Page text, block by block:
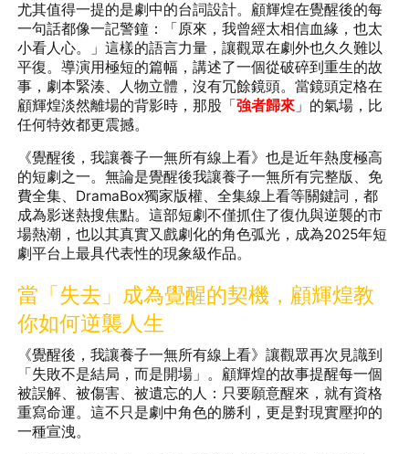
尤其值得一提的是劇中的台詞設計。顧輝煌在覺醒後的每
一句話都像一記警鐘：「原來，我曾經太相信血緣，也太
小看人心。」這樣的語言力量，讓觀眾在劇外也久久難以
平復。導演用極短的篇幅，講述了一個從破碎到重生的故
事，劇本緊湊、人物立體，沒有冗餘鏡頭。當鏡頭定格在
顧輝煌淡然離場的背影時，那股「強者歸來 」的氣場，比
任何特效都更震撼。
《覺醒後，我讓養子一無所有線上看》也是近年熱度極高
的短劇之一。無論是覺醒後我讓養子一無所有完整版、免
費全集、DramaBox獨家版權、全集線上看等關鍵詞，都
成為影迷熱搜焦點。這部短劇不僅抓住了復仇與逆襲的市
場熱潮，也以其真實又戲劇化的角色弧光，成為2025年短
劇平台上最具代表性的現象級作品。
當「失去」成為覺醒的契機，顧輝煌教
你如何逆襲人生
《覺醒後，我讓養子一無所有線上看》讓觀眾再次見識到
「失敗不是結局，而是開場」。顧輝煌的故事提醒每一個
被誤解、被傷害、被遺忘的人：只要願意醒來，就有資格
重寫命運。這不只是劇中角色的勝利，更是對現實壓抑的
一種宣洩。